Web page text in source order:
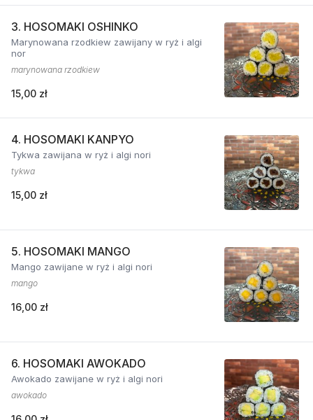
3. HOSOMAKI OSHINKO
Marynowana rzodkiew zawijany w ryż i algi
nor
marynowana rzodkiew
15,00 zł
4. HOSOMAKI KANPYO
Tykwa zawijana w ryż i algi nori
tykwa
15,00 zł
5. HOSOMAKI MANGO
Mango zawijane w ryż i algi nori
mango
16,00 zł
6. HOSOMAKI AWOKADO
Awokado zawijane w ryż i algi nori
awokado